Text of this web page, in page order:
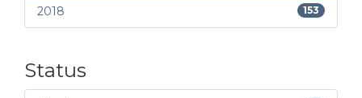
2018 153
Status